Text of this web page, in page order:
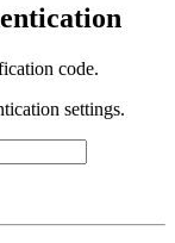
code.
settings.